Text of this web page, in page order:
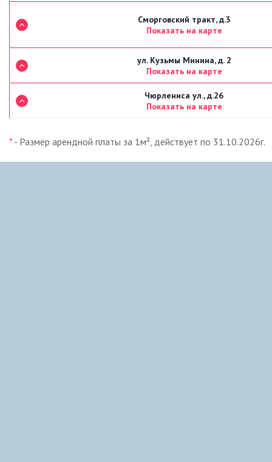
Сморговский тракт, д.3
Показать на карте
ул. Кузьмы Минина, д. 2
Показать на карте
Чюрлениса ул., д.26
Показать на карте
* - Размер арендной платы за 1м², действует по 31.10.2026г.